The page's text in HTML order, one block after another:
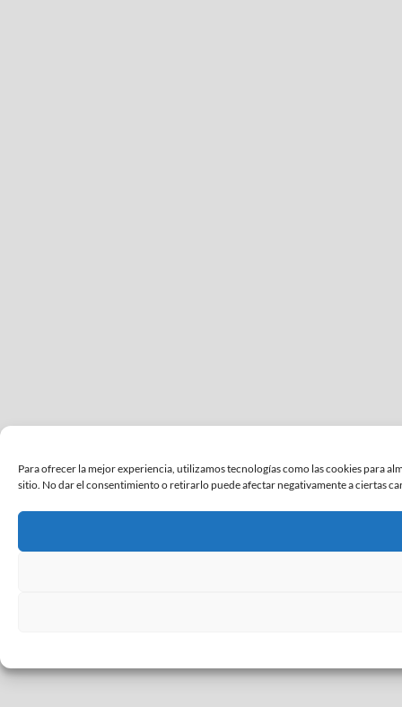
Para ofrecer la mejor experiencia, utilizamos tecnologías como las cookies para
sitio. No dar el consentimiento o retirarlo puede afectar negativamente a ciertas